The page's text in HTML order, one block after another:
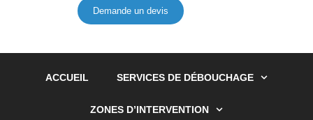
Demande un devis
ACCUEIL SERVICES DE DÉBOUCHAGE
ZONES D’INTERVENTION